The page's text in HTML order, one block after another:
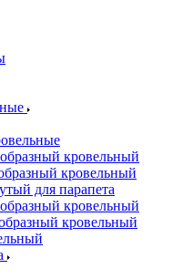
кровельный
кровельный
для парапета
кровельный
кровельный